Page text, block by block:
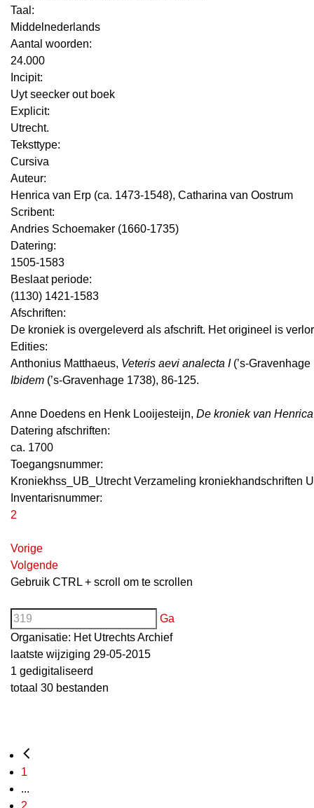
Taal:
Middelnederlands
Aantal woorden:
24.000
Incipit:
Uyt seecker out boek
Explicit:
Utrecht.
Teksttype:
Cursiva
Auteur:
Henrica van Erp (ca. 1473-1548), Catharina van Oostrum
Scribent:
Andries Schoemaker (1660-1735)
Datering:
1505-1583
Beslaat periode:
(1130) 1421-1583
Afschriften:
De kroniek is overgeleverd als afschrift. Het origineel is
Edities:
Anthonius Matthaeus, Veteris aevi analecta I(’s-
Ibidem (’s-Gravenhage 1738), 86-125.
Anne Doedens en Henk Looijesteijn, De kroniek van
Datering afschriften:
ca. 1700
Toegangsnummer:
Kroniekhss_UB_Utrecht Verzameling kroniekhandschriften
Inventarisnummer:
2
Vorige
Volgende
Gebruik CTRL + scroll om te scrollen
Ga
Organisatie: Het Utrechts Archief
laatste wijziging 29-05-2015
1 gedigitaliseerd
totaal 30 bestanden
1
...
2